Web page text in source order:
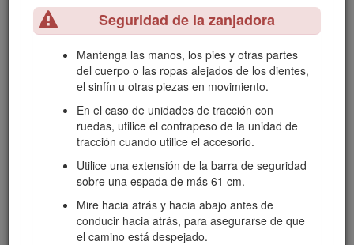
Seguridad de la zanjadora
Mantenga las manos, los pies y otras partes
del cuerpo o las ropas alejados de los dientes,
el sinfín u otras piezas en movimiento.
En el caso de unidades de tracción con
ruedas, utilice el contrapeso de la unidad de
tracción cuando utilice el accesorio.
Utilice una extensión de la barra de seguridad
sobre una espada de más 61 cm.
Mire hacia atrás y hacia abajo antes de
conducir hacia atrás, para asegurarse de que
el camino está despejado.
Mantenga alejados a otras personas y a los
animales domésticos de la máquina.
Pare la máquina, apáguela y retire la llave antes
de realizar tareas de mantenimiento o repostaje y
antes de eliminar obstrucciones en la máquina.
El uso o mantenimiento incorrecto de esta máquina
puede causar lesiones. Para reducir el peligro de
lesiones, cumpla estas instrucciones de seguridad y
preste atención siempre al símbolo de alerta de
seguridad , que significa: Cuidado, Advertencia o
incumplimiento de estas instrucciones puede dar lugar
a lesiones personales o la muerte.